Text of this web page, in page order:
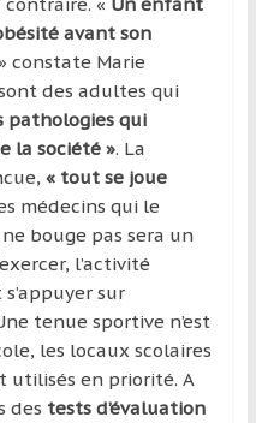
avant son
constate Marie
des adultes qui
pathologies qui
la société ». La
« tout se joue
médecins qui le
bouge pas sera un
l’activité
sur
tenue sportive n’est
les locaux scolaires
utilisés en priorité. A
des tests d’évaluation